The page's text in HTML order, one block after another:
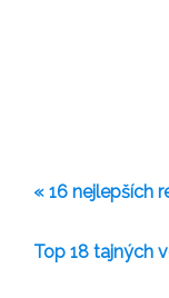
« 16 nejlepších
Top 18 tajných